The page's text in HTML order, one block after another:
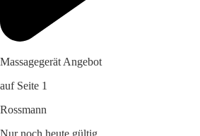
Massagegerät Angebot
auf Seite 1
Rossmann
Nur noch heute gültig